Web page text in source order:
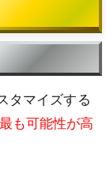
タマイズする
も可能性が高